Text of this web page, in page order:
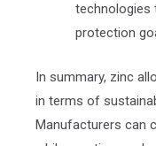
technologies
protection
In summary, zinc
in terms of
Manufacturers can